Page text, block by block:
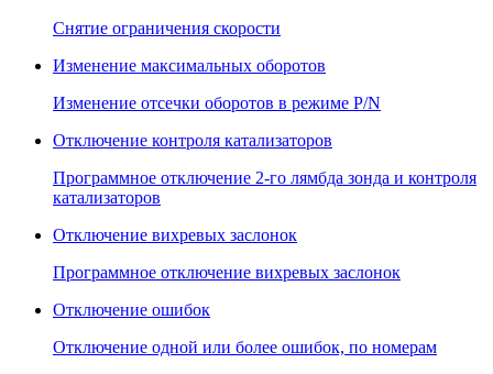
Снятие ограничения скорости
Изменение максимальных оборотов
Изменение отсечки оборотов в режиме P/N
Отключение контроля катализаторов
Программное отключение 2-го лямбда зонда и контроля
катализаторов
Отключение вихревых заслонок
Программное отключение вихревых заслонок
Отключение ошибок
Отключение одной или более ошибок, по номерам